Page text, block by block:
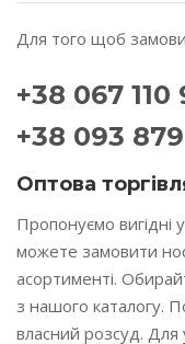
Для того щоб
+38 067 110
+38 093
Оптова
Пропонуємо вигідні
можете замовити
асортименті.
з нашого каталогу.
власний розсуд. Для